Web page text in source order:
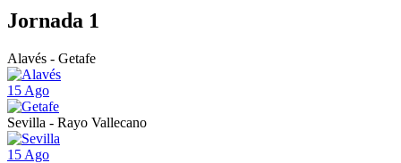
Jornada 1
Alavés - Getafe
15 Ago
Sevilla - Rayo Vallecano
15 Ago